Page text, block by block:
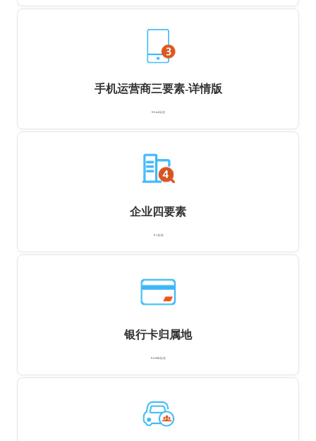
手机运营商三要素-详情版
￥0.44元/次
企业四要素
￥1元/次
银行卡归属地
￥0.008元/次